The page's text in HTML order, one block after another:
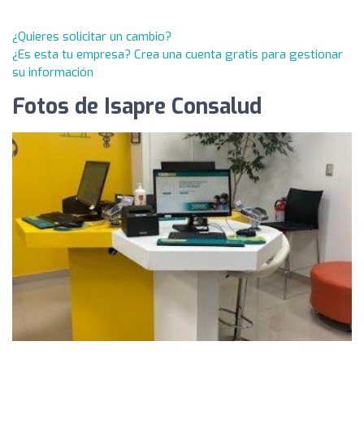
¿Quieres solicitar un cambio?
¿Es esta tu empresa? Crea una cuenta gratis para gestionar
su información
Fotos de Isapre Consalud